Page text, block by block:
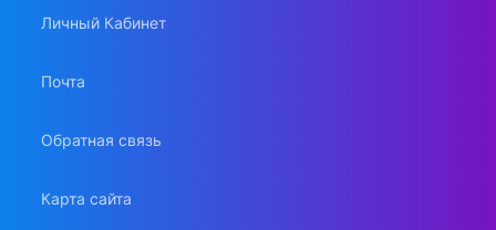
Личный Кабинет
Почта
Обратная связь
Карта сайта